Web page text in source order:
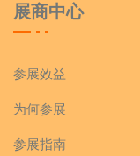
展商中心
参展效益
为何参展
参展指南